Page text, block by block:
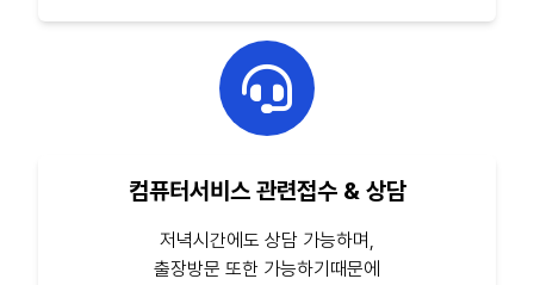
컴퓨터서비스 관련접수 & 상담
저녁시간에도 상담 가능하며,
출장방문 또한 가능하기때문에